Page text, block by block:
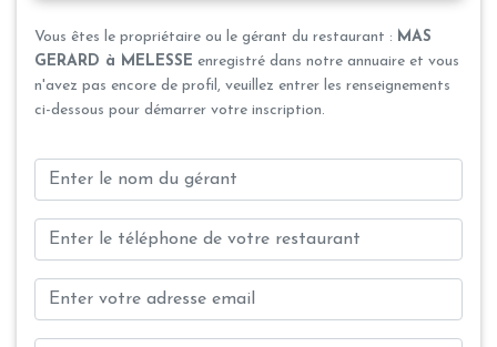
Vous êtes le propriétaire ou le gérant du restaurant : MAS
GERARD à MELESSE enregistré dans notre annuaire et vous
n'avez pas encore de profil, veuillez entrer les renseignements
ci-dessous pour démarrer votre inscription.